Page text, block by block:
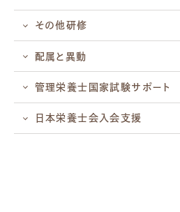
その他研修
配属と異動
管理栄養士国家試験サポート
⽇本栄養⼠会⼊会⽀援